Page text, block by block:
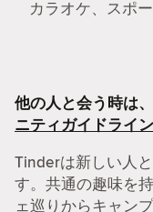
カラオケ、スポ
他の人と会う時は、
ニティガイドライン
Tinderは新しい人
す。共通の趣味を
ェ巡りからキャン